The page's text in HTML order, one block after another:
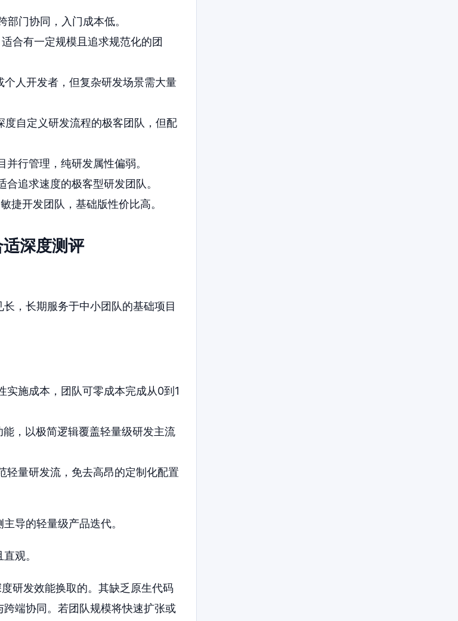
门协同，入门成本低。
合有一定规模且追求规范化的团
人开发者，但复杂研发场景需大量
自定义研发流程的极客团队，但配
行管理，纯研发属性偏弱。
追求速度的极客型研发团队。
捷开发团队，基础版性价比高。
深度测评
，长期服务于中小团队的基础项目
施成本，团队可零成本完成从0到1
，以极简逻辑覆盖轻量级研发主流
轻量研发流，免去高昂的定制化配置
导的轻量级产品迭代。
观。
研发效能换取的。其缺乏原生代码
端协同。若团队规模将快速扩张或